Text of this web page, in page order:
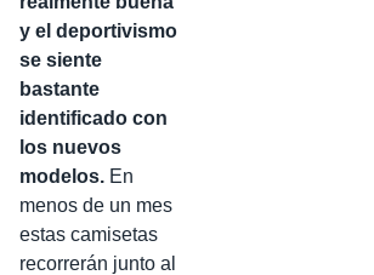
y el deportivismo
se siente
bastante
identificado con
los nuevos
modelos. En
menos de un mes
estas camisetas
recorrerán junto al